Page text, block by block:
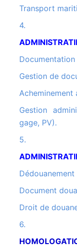
Transport
4.
Gestion de
Gestion administrative du véhicule (lever de
gage, PV).
5.
Document
Droit de
6.